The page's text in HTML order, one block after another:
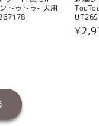
トゥトゥ- 犬用
通